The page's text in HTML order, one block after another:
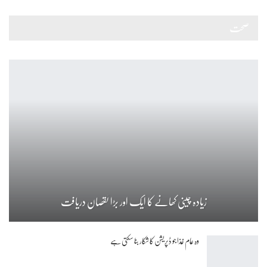
زیادہ چینی کھانے کا ایک اور بڑا نقصان دریافت
وہ عام غذا جو ڈپریشن کا شکار بنا سکتی ہے